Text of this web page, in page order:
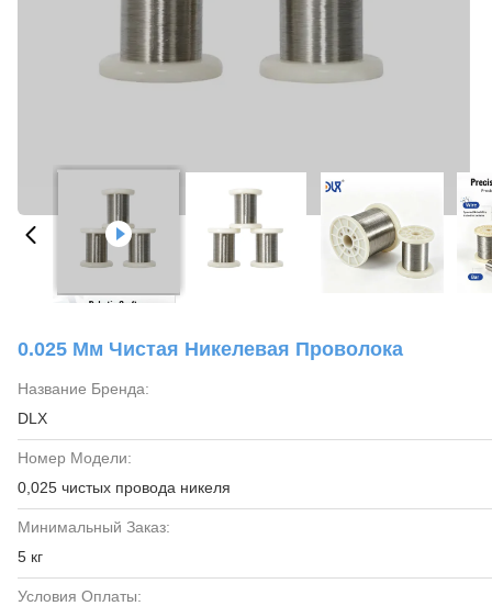
0.025 Мм Чистая Никелевая Проволока
Название Бренда:
DLX
Номер Модели:
0,025 чистых провода никеля
Минимальный Заказ:
5 кг
Условия Оплаты: